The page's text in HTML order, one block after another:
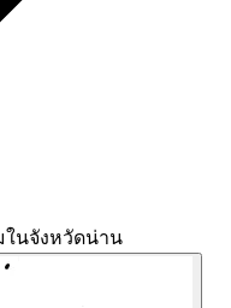
นจังหวัดน่าน